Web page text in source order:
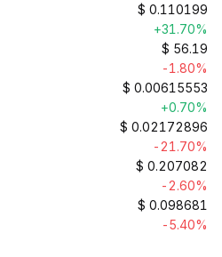
$ 0.110199
+31.70%
$ 56.19
-1.80%
$ 0.00615553
+0.70%
$ 0.02172896
-21.70%
$ 0.207082
-2.60%
$ 0.098681
-5.40%